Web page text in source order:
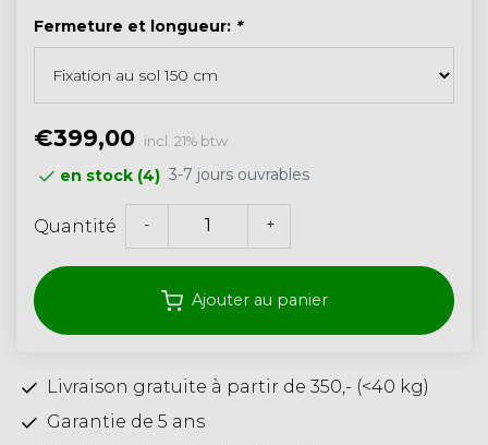
Fermeture et longueur: *
€399,00 incl. 21% btw
en stock (4) 3-7 jours ouvrables
Quantité - +
Ajouter au panier
Livraison gratuite à partir de 350,- (<40 kg)
Garantie de 5 ans